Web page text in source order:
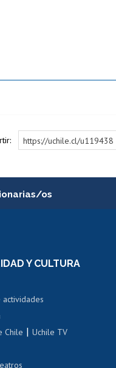
https://uchile.cl/u119438
os
movilidad interna
de renta
de renta
de correo uchile
Y CULTURA
Chile |Uchile TV